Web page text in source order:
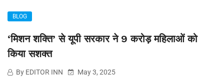
BLOG
‘मिशन शक्ति’ से यूपी सरकार ने 9 करोड़ महिलाओं को
किया सशक्त
By EDITOR INN
May 3, 2025